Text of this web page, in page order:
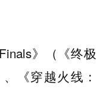
》（《终极
《穿越火线：